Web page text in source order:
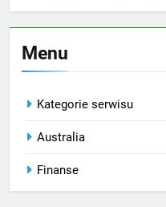
Menu
Kategorie serwisu
Australia
Finanse